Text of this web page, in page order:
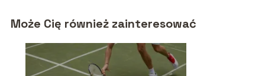
Może Cię również zainteresować